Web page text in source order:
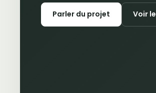
Parler du projet Voir